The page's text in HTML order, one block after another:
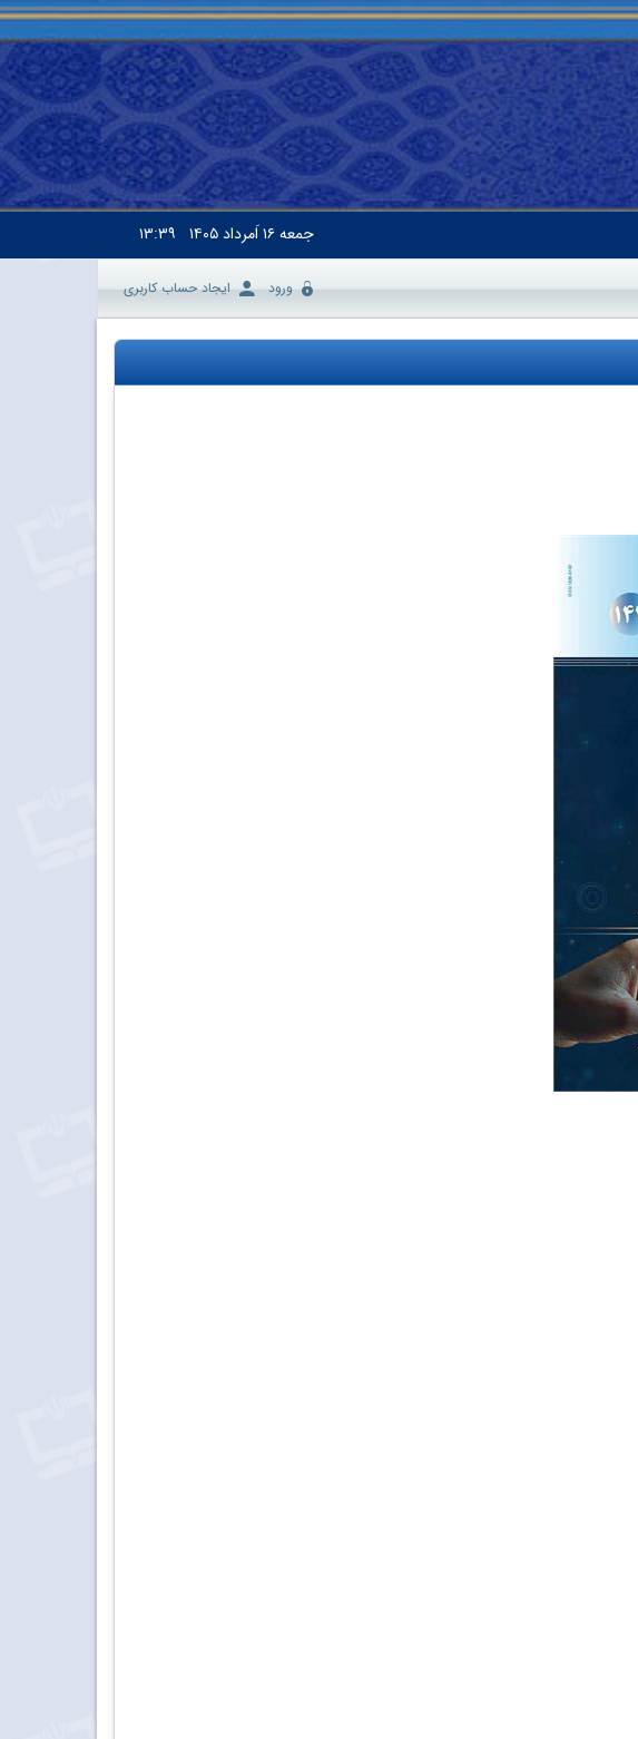
جمعه۱۶ اَمرداد ۱۴۰۵ ۱۳:۳۹
ورود ایجاد حساب کاربری